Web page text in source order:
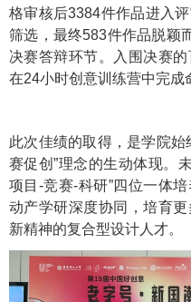
格审核后3384件作品进入
筛选，最终583件作品脱颖
决赛答辩环节。入围决赛
在24小时创意训练营中完成
此次佳绩的取得，是学院始
赛促创”理念的生动体现。
项目-竞赛-科研”四位一体
动产学研深度协同，培育
新精神的复合型设计人才。